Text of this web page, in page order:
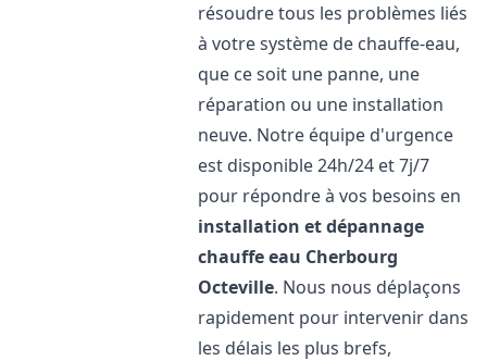
résoudre tous les problèmes liés
à votre système de chauffe-eau,
que ce soit une panne, une
réparation ou une installation
neuve. Notre équipe d'urgence
est disponible 24h/24 et 7j/7
pour répondre à vos besoins en
installation et dépannage
chauffe eau Cherbourg
Octeville. Nous nous déplaçons
rapidement pour intervenir dans
les délais les plus brefs,